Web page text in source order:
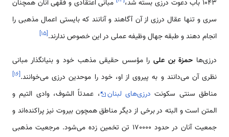
1043 باب دعوت درزی بسته شد،
مبانی اعتقادی و فقهی آنان همچنان
سری و تنها عقال درزی از آن آگاهند و آنانند که بایستی اعمال مذهبی را
انجام ‌دهند و طبقه جهال وظیفه عملی در این خصوص ندارند.[۱۵]
درزی‌ها حمزة بن علیرا مؤسس حقیقی مذهب خود و بنیانگذار مبانی
نظری آن می‌دانند و به پیروی از او، خود را موحدین درزی می‌خوانند.[۱۶]
مناطق سنتی سکونت درزی‌های لبنان
، عمدتاً الشوف، وادی التیم و
المتن است و البته در برخی از دیگر مناطق همچون بیروت نیز پراکنده‌اند و
جمعیت آنان در حدود 170000 تن تخمین زده می‌شود. مرجعیت مذهبی